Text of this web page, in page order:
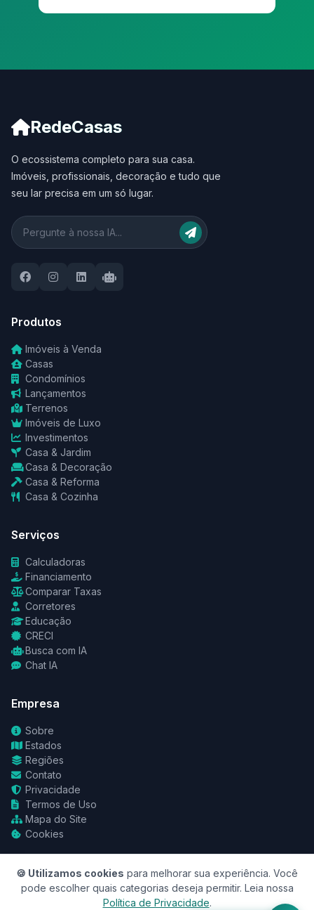
RedeCasas
O ecossistema completo para sua casa.
Imóveis, profissionais, decoração e tudo que
seu lar precisa em um só lugar.
Produtos
Imóveis à Venda
Casas
Condomínios
Lançamentos
Terrenos
Imóveis de Luxo
Investimentos
Casa & Jardim
Casa & Decoração
Casa & Reforma
Casa & Cozinha
Serviços
Calculadoras
Financiamento
Comparar Taxas
Corretores
Educação
CRECI
Busca com IA
Chat IA
Empresa
Sobre
Estados
Regiões
Contato
Privacidade
Termos de Uso
Mapa do Site
Cookies
© 2026 RedeCasas. Todos os direitos reservados.
🍪 Utilizamos cookies para melhorar sua experiência. Você
pode escolher quais categorias deseja permitir. Leia nossa
Política de Privacidade.